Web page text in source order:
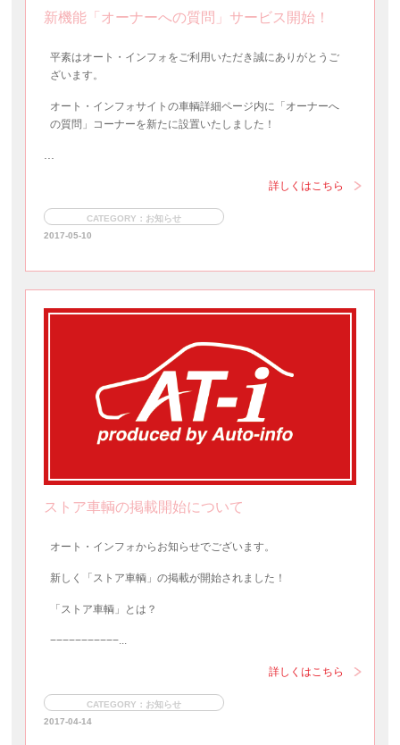
新機能「オーナーへの質問」サービス開始！
平素はオート・インフォをご利用いただき誠にありがとうご
ざいます。
オート・インフォサイトの車輌詳細ページ内に「オーナーへ
の質問」コーナーを新たに設置いたしました！
詳しくはこちら
CATEGORY：お知らせ
2017-05-10
ストア車輌の掲載開始について
オート・インフォからお知らせでございます。
新しく「ストア車輌」の掲載が開始されました！
「ストア車輌」とは？
−−−−−−−−−−−...
詳しくはこちら
CATEGORY：お知らせ
2017-04-14